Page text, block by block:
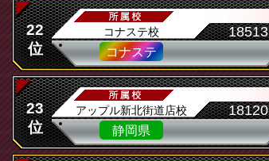
22
位
コナステ校
コナステ
18513
23
位
アップル新北街道店校
静岡県
18120